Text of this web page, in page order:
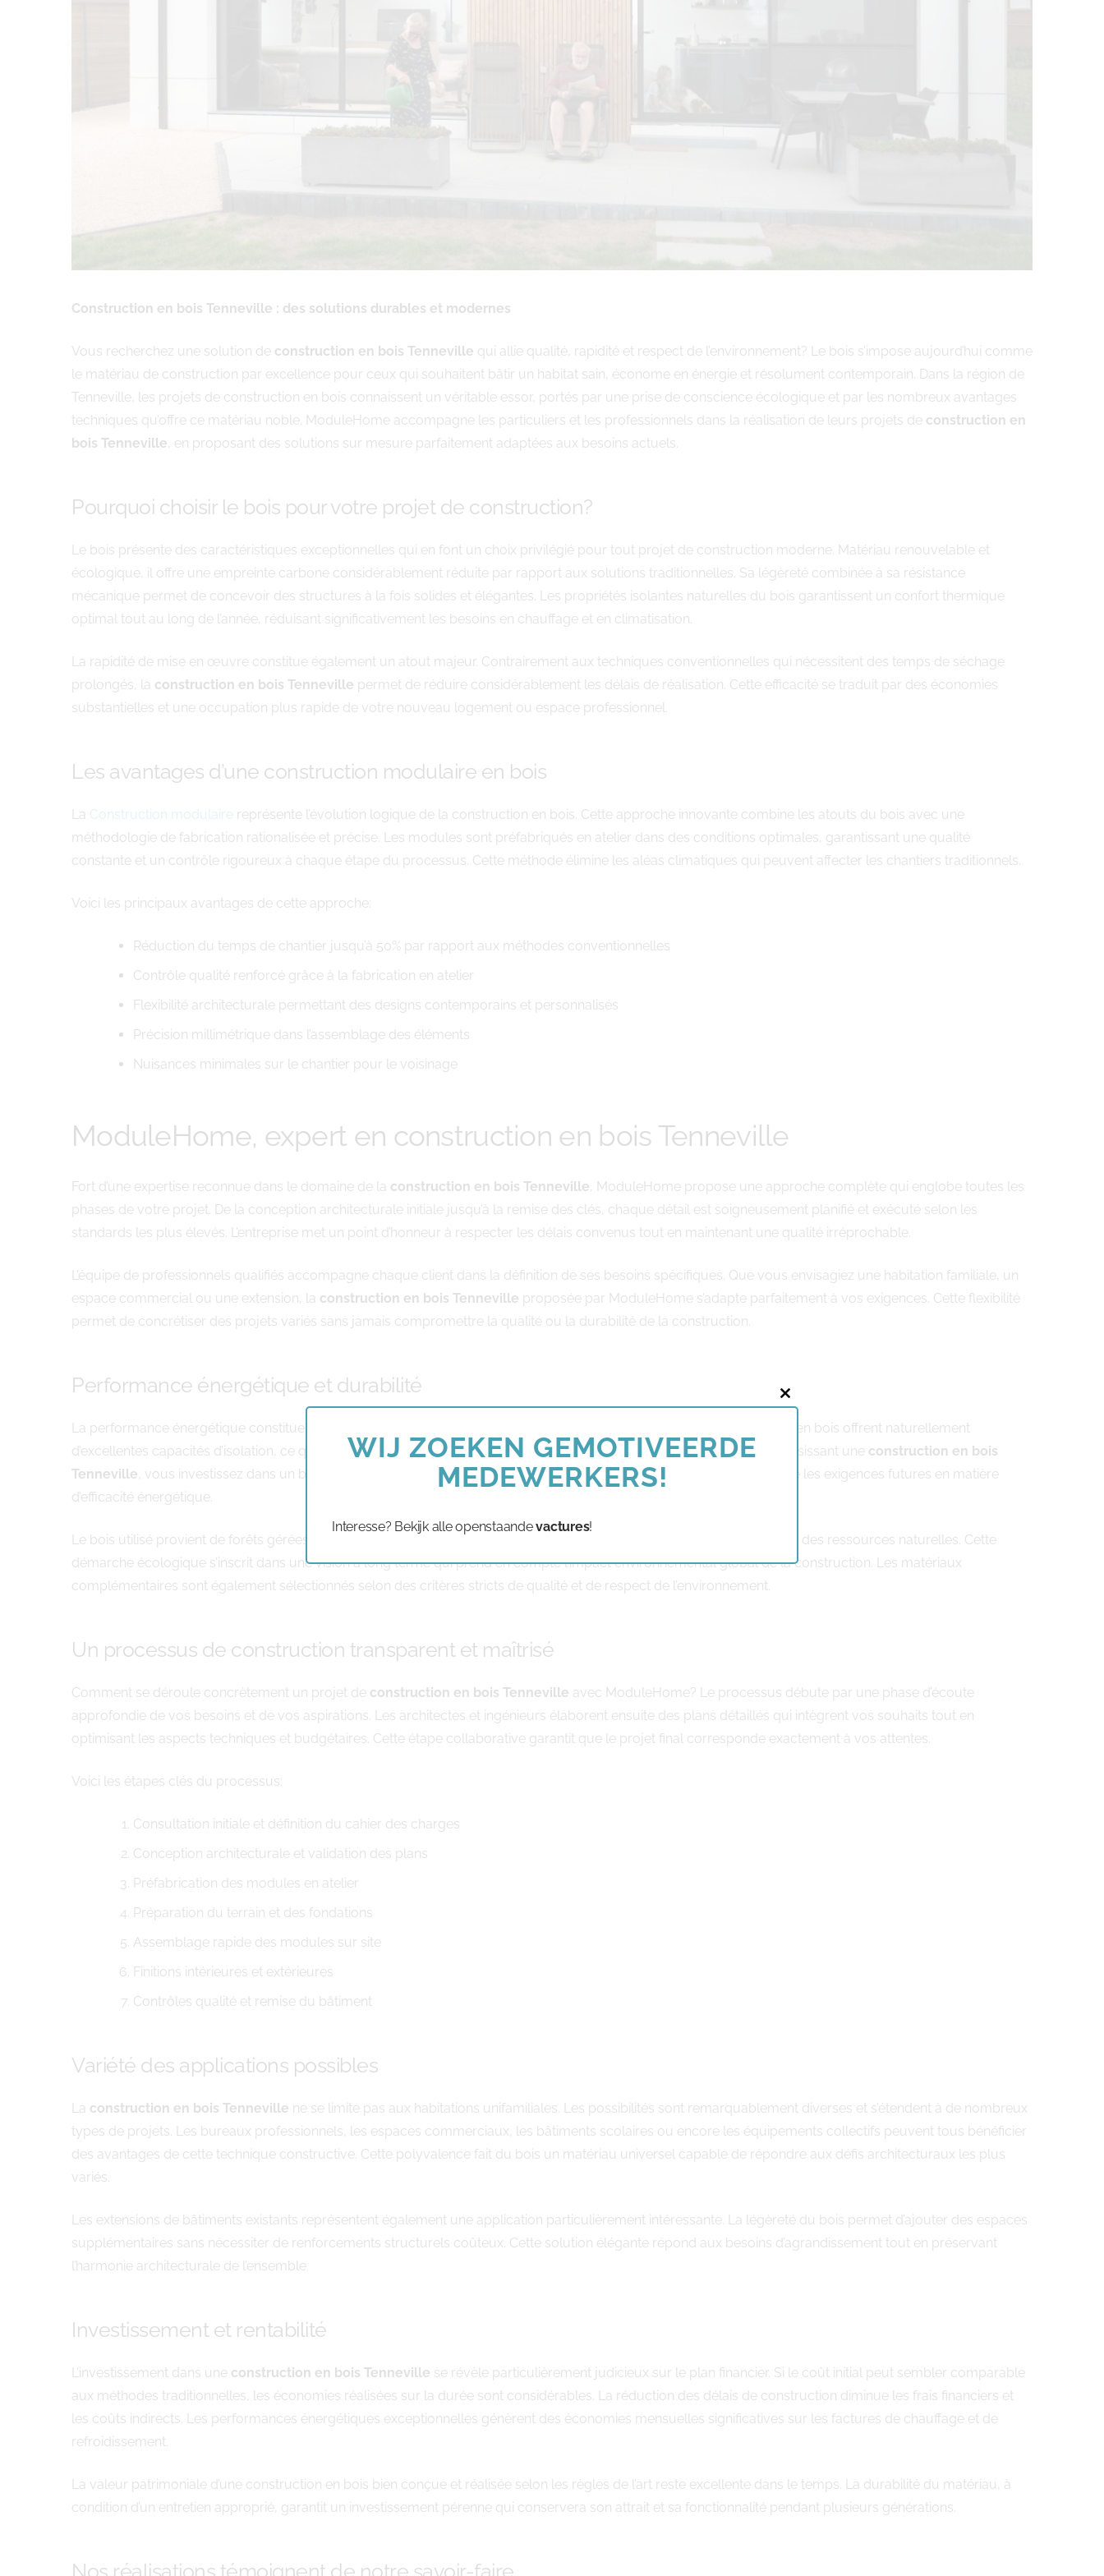
Construction en bois Tenneville : des solutions durables et modernes
Vous recherchez une solution de construction en bois Tenneville qui allie qualité, rapidité et respect de l’environnement? Le bois s’impose aujourd’hui comme
le matériau de construction par excellence pour ceux qui souhaitent bâtir un habitat sain, économe en énergie et résolument contemporain. Dans la région de
Tenneville, les projets de construction en bois connaissent un véritable essor, portés par une prise de conscience écologique et par les nombreux avantages
techniques qu’offre ce matériau noble. ModuleHome accompagne les particuliers et les professionnels dans la réalisation de leurs projets de construction en
bois Tenneville , en proposant des solutions sur mesure parfaitement adaptées aux besoins actuels.
Pourquoi choisir le bois pour votre projet de construction?
Le bois présente des caractéristiques exceptionnelles qui en font un choix privilégié pour tout projet de construction moderne. Matériau renouvelable et
écologique, il offre une empreinte carbone considérablement réduite par rapport aux solutions traditionnelles. Sa légèreté combinée à sa résistance
mécanique permet de concevoir des structures à la fois solides et élégantes. Les propriétés isolantes naturelles du bois garantissent un confort thermique
optimal tout au long de l’année, réduisant significativement les besoins en chauffage et en climatisation.
La rapidité de mise en œuvre constitue également un atout majeur. Contrairement aux techniques conventionnelles qui nécessitent des temps de séchage
prolongés, la construction en bois Tenneville permet de réduire considérablement les délais de réalisation. Cette efficacité se traduit par des économies
substantielles et une occupation plus rapide de votre nouveau logement ou espace professionnel.
Les avantages d’une construction modulaire en bois
La Construction modulaire représente l’évolution logique de la construction en bois. Cette approche innovante combine les atouts du bois avec une
méthodologie de fabrication rationalisée et précise. Les modules sont préfabriqués en atelier dans des conditions optimales, garantissant une qualité
constante et un contrôle rigoureux à chaque étape du processus. Cette méthode élimine les aléas climatiques qui peuvent affecter les chantiers traditionnels.
Voici les principaux avantages de cette approche:
Réduction du temps de chantier jusqu’à 50% par rapport aux méthodes conventionnelles
Contrôle qualité renforcé grâce à la fabrication en atelier
Flexibilité architecturale permettant des designs contemporains et personnalisés
Précision millimétrique dans l’assemblage des éléments
Nuisances minimales sur le chantier pour le voisinage
ModuleHome, expert en construction en bois Tenneville
Fort d’une expertise reconnue dans le domaine de la construction en bois Tenneville , ModuleHome propose une approche complète qui englobe toutes les
phases de votre projet. De la conception architecturale initiale jusqu’à la remise des clés, chaque détail est soigneusement planifié et exécuté selon les
standards les plus élevés. L’entreprise met un point d’honneur à respecter les délais convenus tout en maintenant une qualité irréprochable.
L’équipe de professionnels qualifiés accompagne chaque client dans la définition de ses besoins spécifiques. Que vous envisagiez une habitation familiale, un
espace commercial ou une extension, la construction en bois Tenneville proposée par ModuleHome s’adapte parfaitement à vos exigences. Cette flexibilité
permet de concrétiser des projets variés sans jamais compromettre la qualité ou la durabilité de la construction.
Performance énergétique et durabilité
La performance énergétique constitue un critère déterminant dans tout projet de construction moderne. Les structures en bois offrent naturellement
d’excellentes capacités d’isolation, ce qui se traduit par des économies d’énergie substantielles sur le long terme. En choisissant une construction en bois
Tenneville , vous investissez dans un bâtiment qui répond aux normes environnementales les plus strictes et qui anticipe les exigences futures en matière
d’efficacité énergétique.
Le bois utilisé provient de forêts gérées durablement, garantissant un approvisionnement responsable et la préservation des ressources naturelles. Cette
démarche écologique s’inscrit dans une vision à long terme qui prend en compte l’impact environnemental global de la construction. Les matériaux
complémentaires sont également sélectionnés selon des critères stricts de qualité et de respect de l’environnement.
Un processus de construction transparent et maîtrisé
Comment se déroule concrètement un projet de construction en bois Tenneville avec ModuleHome? Le processus débute par une phase d’écoute
approfondie de vos besoins et de vos aspirations. Les architectes et ingénieurs élaborent ensuite des plans détaillés qui intègrent vos souhaits tout en
optimisant les aspects techniques et budgétaires. Cette étape collaborative garantit que le projet final corresponde exactement à vos attentes.
Voici les étapes clés du processus:
Consultation initiale et définition du cahier des charges
Conception architecturale et validation des plans
Préfabrication des modules en atelier
Préparation du terrain et des fondations
Assemblage rapide des modules sur site
Finitions intérieures et extérieures
Contrôles qualité et remise du bâtiment
Variété des applications possibles
La construction en bois Tenneville ne se limite pas aux habitations unifamiliales. Les possibilités sont remarquablement diverses et s’étendent à de nombreux
types de projets. Les bureaux professionnels, les espaces commerciaux, les bâtiments scolaires ou encore les équipements collectifs peuvent tous bénéficier
des avantages de cette technique constructive. Cette polyvalence fait du bois un matériau universel capable de répondre aux défis architecturaux les plus
variés.
Les extensions de bâtiments existants représentent également une application particulièrement intéressante. La légèreté du bois permet d’ajouter des espaces
supplémentaires sans nécessiter de renforcements structurels coûteux. Cette solution élégante répond aux besoins d’agrandissement tout en préservant
l’harmonie architecturale de l’ensemble.
Investissement et rentabilité
L’investissement dans une construction en bois Tenneville se révèle particulièrement judicieux sur le plan financier. Si le coût initial peut sembler comparable
aux méthodes traditionnelles, les économies réalisées sur la durée sont considérables. La réduction des délais de construction diminue les frais financiers et
les coûts indirects. Les performances énergétiques exceptionnelles génèrent des économies mensuelles significatives sur les factures de chauffage et de
refroidissement.
La valeur patrimoniale d’une construction en bois bien conçue et réalisée selon les règles de l’art reste excellente dans le temps. La durabilité du matériau, à
condition d’un entretien approprié, garantit un investissement pérenne qui conservera son attrait et sa fonctionnalité pendant plusieurs générations.
Close
this
module
WIJ ZOEKEN GEMOTIVEERDE
MEDEWERKERS!
Interesse? Bekijk alle openstaandevactures!